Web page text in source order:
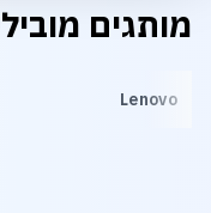
מותגים
Lenovo